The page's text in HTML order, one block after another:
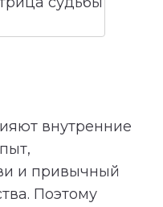
внутренние
и привычный
Поэтому